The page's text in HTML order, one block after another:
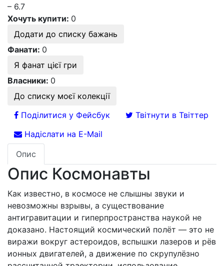
– 6.7
Хочуть купити: 0
Додати до списку бажань
Фанати: 0
Я фанат цієї гри
Власники: 0
До списку моєї колекції
Поділитися у Фейсбук
Твітнути в Твіттер
Надіслати на E-Mail
Опис
Опис Космонавты
Как известно, в космосе не слышны звуки и
невозможны взрывы, а существование
антигравитации и гиперпространства наукой не
доказано. Настоящий космический полёт — это не
виражи вокруг астероидов, вспышки лазеров и рёв
ионных двигателей, а движение по скрупулёзно